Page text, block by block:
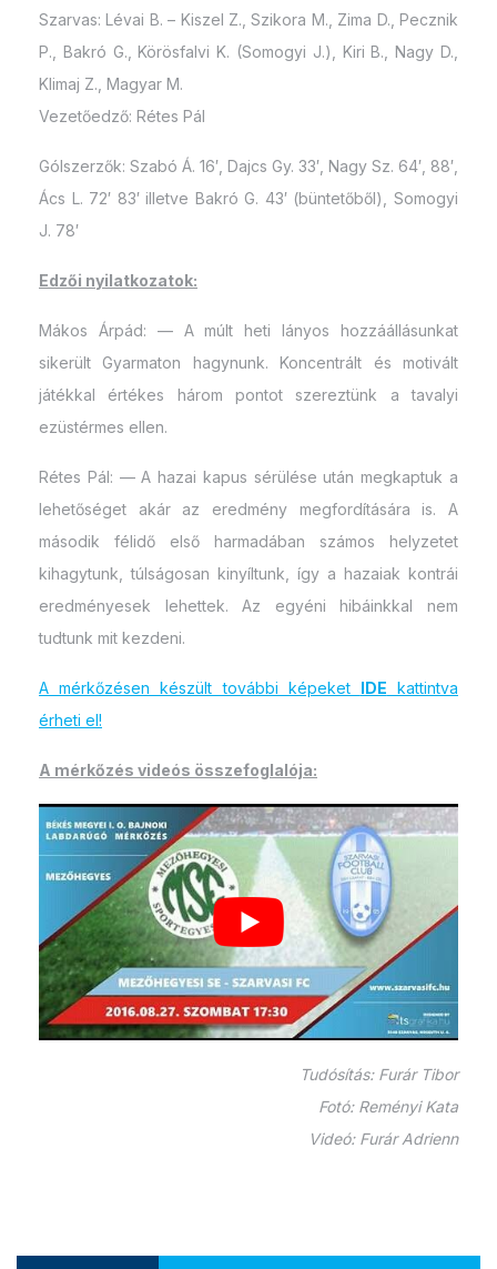
Szarvas: Lévai B. – Kiszel Z., Szikora M., Zima D., Pecznik
P., Bakró G., Körösfalvi K. (Somogyi J.), Kiri B., Nagy D.,
Klimaj Z., Magyar M.
Vezetőedző: Rétes Pál
Gólszerzők: Szabó Á. 16′, Dajcs Gy. 33′, Nagy Sz. 64′, 88′,
Ács L. 72′ 83′ illetve Bakró G. 43′ (büntetőből), Somogyi
J. 78′
Edzői nyilatkozatok:
Mákos Árpád: — A múlt heti lányos hozzáállásunkat
sikerült Gyarmaton hagynunk. Koncentrált és motivált
játékkal értékes három pontot szereztünk a tavalyi
ezüstérmes ellen.
Rétes Pál: — A hazai kapus sérülése után megkaptuk a
lehetőséget akár az eredmény megfordítására is. A
második félidő első harmadában számos helyzetet
kihagytunk, túlságosan kinyíltunk, így a hazaiak kontrái
eredményesek lehettek. Az egyéni hibáinkkal nem
tudtunk mit kezdeni.
A mérkőzésen készült további képeket IDE kattintva
érheti el!
A mérkőzés videós összefoglalója:
Tudósítás: Furár Tibor
Fotó: Reményi Kata
Videó: Furár Adrienn